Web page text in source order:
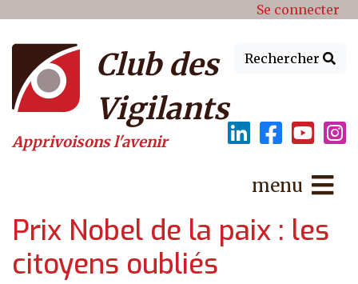
Menu du compte de Se connecter
Rechercher
Club des
Vigilants
Apprivoisons l'avenir
menu
Prix Nobel de la paix : les
citoyens oubliés